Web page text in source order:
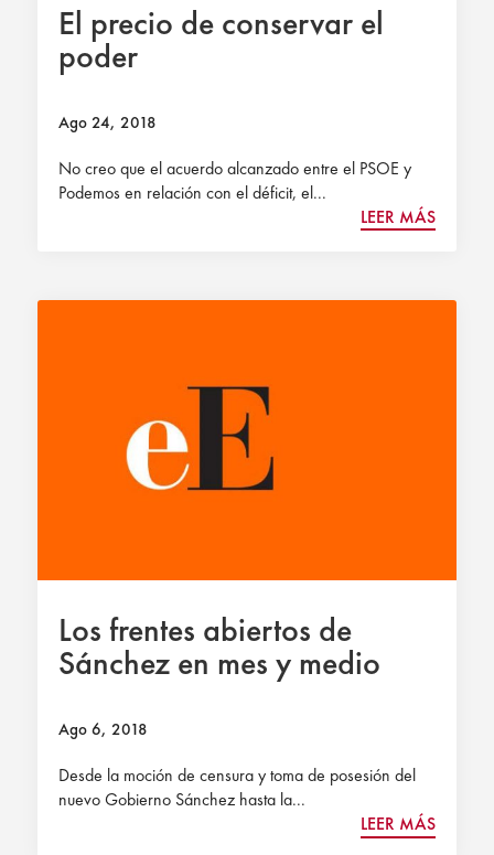
El precio de conservar el
poder
Ago 24, 2018
No creo que el acuerdo alcanzado entre el PSOE y
Podemos en relación con el déficit, el...
LEER MÁS
Los frentes abiertos de
Sánchez en mes y medio
Ago 6, 2018
Desde la moción de censura y toma de posesión del
nuevo Gobierno Sánchez hasta la...
LEER MÁS